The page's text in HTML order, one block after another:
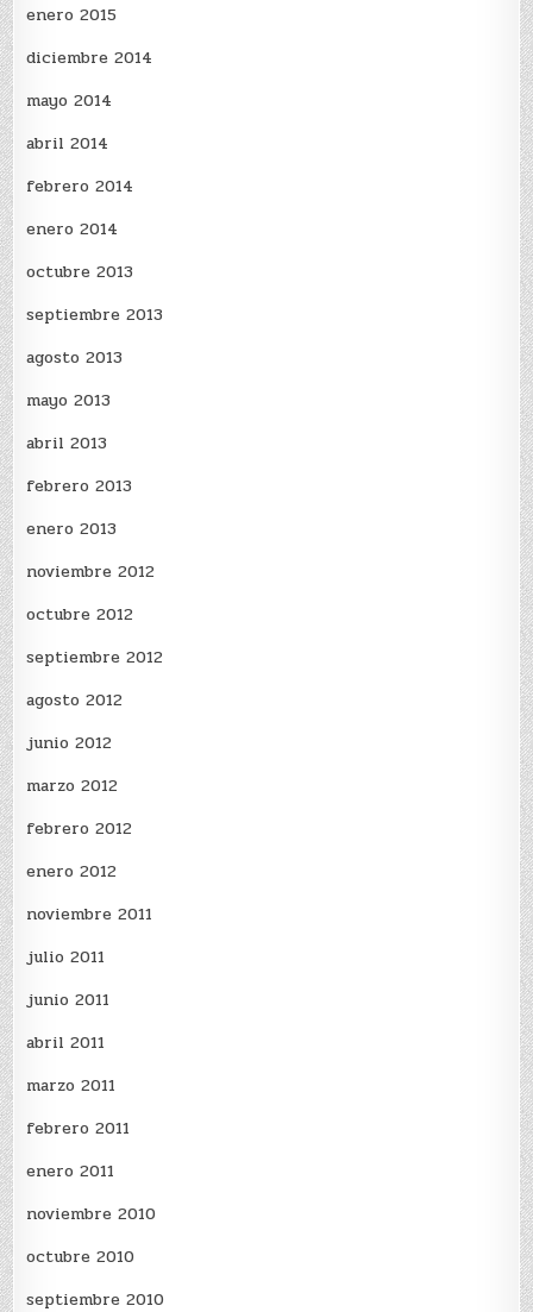
enero 2015
diciembre 2014
mayo 2014
abril 2014
febrero 2014
enero 2014
octubre 2013
septiembre 2013
agosto 2013
mayo 2013
abril 2013
febrero 2013
enero 2013
noviembre 2012
octubre 2012
septiembre 2012
agosto 2012
junio 2012
marzo 2012
febrero 2012
enero 2012
noviembre 2011
julio 2011
junio 2011
abril 2011
marzo 2011
febrero 2011
enero 2011
noviembre 2010
octubre 2010
septiembre 2010